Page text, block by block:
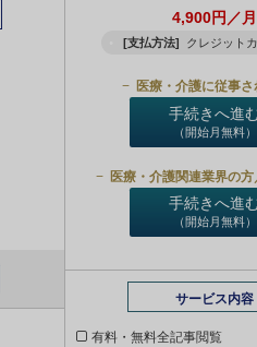
4,900円／月
[支払方法] クレジット
医療・介護に従事
手続きへ進
（開始月無料）
医療・介護関連業界の
手続きへ進
（開始月無料）
サービス内容
有料・無料全記事閲覧